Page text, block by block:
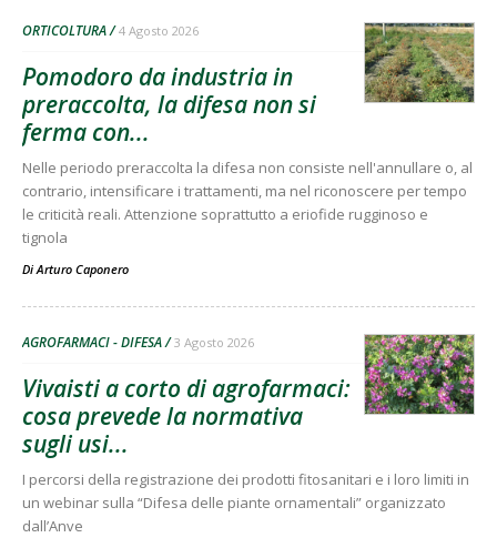
ORTICOLTURA 4 Agosto 2026
Pomodoro da industria in
preraccolta, la difesa non si
ferma con...
Nelle periodo preraccolta la difesa non consiste nell'annullare o, al
contrario, intensificare i trattamenti, ma nel riconoscere per tempo
le criticità reali. Attenzione soprattutto a eriofide rugginoso e
tignola
DiArturo Caponero
AGROFARMACI - DIFESA 3 Agosto 2026
Vivaisti a corto di agrofarmaci:
cosa prevede la normativa
sugli usi...
I percorsi della registrazione dei prodotti fitosanitari e i loro limiti in
un webinar sulla “Difesa delle piante ornamentali” organizzato
dall’Anve